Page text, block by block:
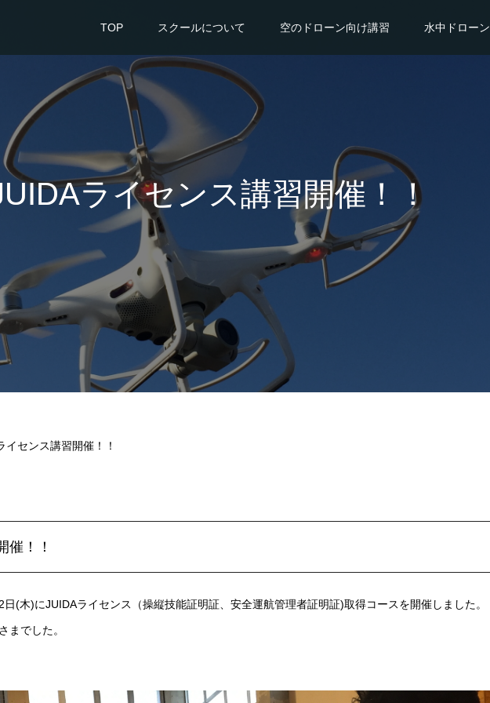
TOP スクールについて 空のドローン向け講習 水中ドローン
ライセンス講習開催！！
イセンス講習開催！！
催！！
(木)にJUIDAライセンス（操縦技能証明証、安全運航管理者証明証)取得コースを開催しました。
までした。